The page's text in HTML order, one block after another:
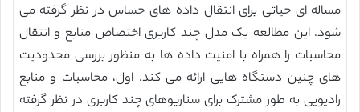
مساله ای حیاتی برای انتقال داده های حساس در نظر گرفته می
شود. این مطالعه یک مدل چند کاربری اختصاص منابع و انتقال
محاسبات را همراه با امنیت داده ها به منظور بررسی محدودیت
های چنین دستگاه هایی ارائه می کند. اول، محاسبات و منابع
رادیویی به طور مشترک برای سناریوهای چند کاربری در نظر گرفته